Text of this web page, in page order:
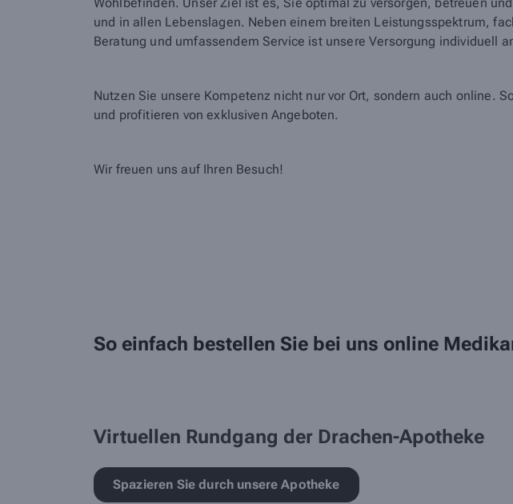
und in allen Lebenslagen. Neben einem breiten Leistungsspektrum,
Beratung und umfassendem Service ist unsere Versorgung individuell
Nutzen Sie unsere Kompetenz nicht nur vor Ort, sondern auch online.
und profitieren von exklusiven Angeboten.
Wir freuen uns auf Ihren Besuch!
So einfach bestellen Sie bei uns online
Virtuellen Rundgang der Drachen-Apotheke
Spazieren Sie durch unsere Apotheke